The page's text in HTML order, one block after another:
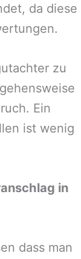
da diese
zu
Ein
ist wenig
in
dass man